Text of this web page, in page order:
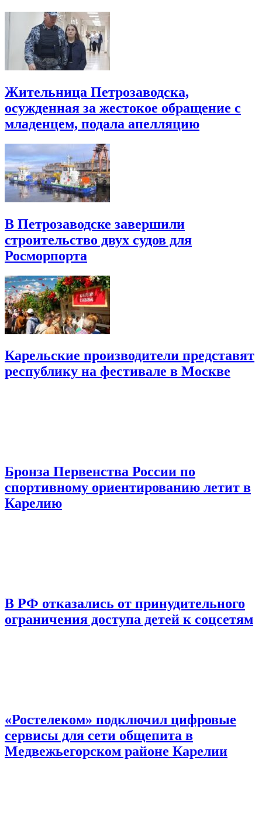
Жительница Петрозаводска,
осужденная за жестокое обращение с
младенцем, подала апелляцию
В Петрозаводске завершили
строительство двух судов для
Росморпорта
Карельские производители представят
республику на фестивале в Москве
Бронза Первенства России по
спортивному ориентированию летит в
Карелию
В РФ отказались от принудительного
ограничения доступа детей к соцсетям
«Ростелеком» подключил цифровые
сервисы для сети общепита в
Медвежьегорском районе Карелии